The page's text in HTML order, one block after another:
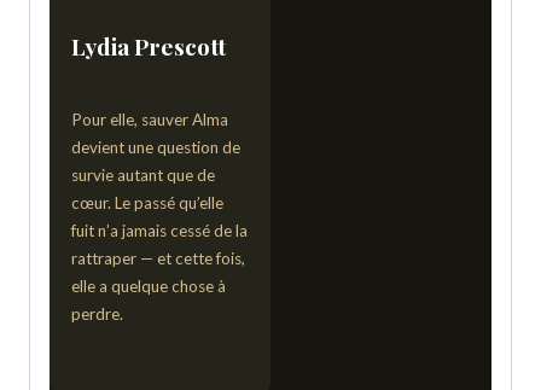
Lydia Prescott
Pour elle, sauver Alma
devient une question de
survie autant que de
cœur. Le passé qu’elle
fuit n’a jamais cessé de la
rattraper — et cette fois,
elle a quelque chose à
perdre.